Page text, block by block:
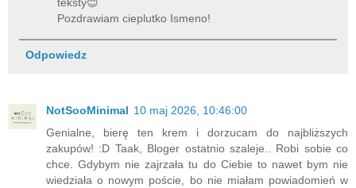
teksty😊
Pozdrawiam cieplutko Ismeno!
Odpowiedz
NotSooMinimal 10 maj 2026, 10:46:00
Genialne, bierę ten krem i dorzucam do najbliższych
zakupów! :D Taak, Bloger ostatnio szaleje.. Robi sobie co
chce. Gdybym nie zajrzała tu do Ciebie to nawet bym nie
wiedziała o nowym poście, bo nie miałam powiadomień w